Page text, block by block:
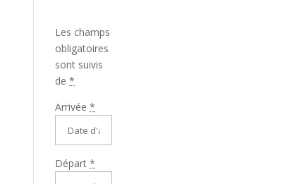
Les champs
obligatoires
sont suivis
de*
Arrivée*
Départ*